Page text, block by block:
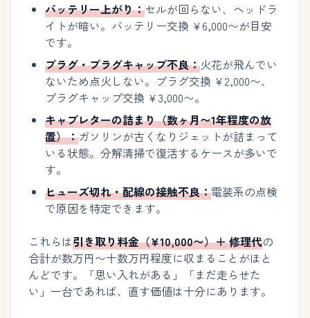
バッテリー上がり：セルが回らない、ヘッドラ
イトが暗い。バッテリー交換 ¥6,000〜が目安
です。
プラグ・プラグキャップ不良：火花が飛んでい
ないため点火しない。プラグ交換 ¥2,000〜、
プラグキャップ交換 ¥3,000〜。
キャブレターの詰まり（数ヶ月〜1年程度の放
置）：ガソリンが古くなりジェットが詰まって
いる状態。分解清掃で復活するケースが多いで
す。
ヒューズ切れ・配線の接触不良：電装系の点検
で原因を特定できます。
これらは引き取り料金（¥10,000〜）＋ 修理代の
合計が数万円〜十数万円程度に収まることがほと
んどです。「思い入れがある」「まだ走らせた
い」一台であれば、直す価値は十分にあります。